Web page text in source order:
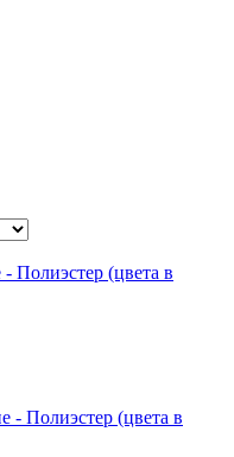
Полиэстер (цвета в
Полиэстер (цвета в